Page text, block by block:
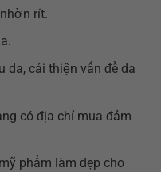
rít.
da, cải thiện vấn đề da
có địa chỉ mua đảm
phẩm làm đẹp cho